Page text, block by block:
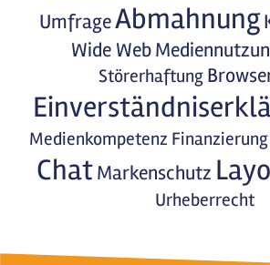
UmfrageAbmahnung
Wide Web
Störerhaftung
Medienkompetenz Finanzierung
ChatMarkenschutz
Urheberrecht